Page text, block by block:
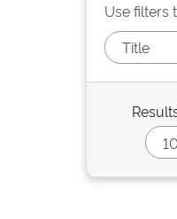
Use filters